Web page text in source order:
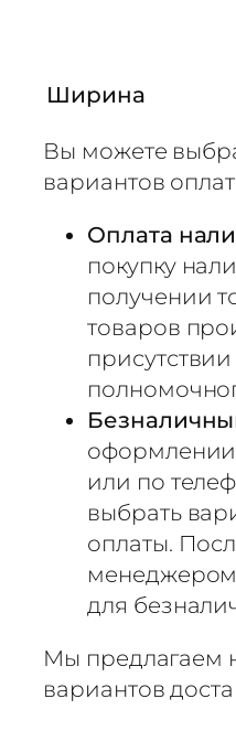
Ширина
Вы можете
вариантов
Оплата
покупку
получении
товаров
оформлении
или по
выбрать
оплаты.
менеджером
для
Мы предлагаем
вариантов